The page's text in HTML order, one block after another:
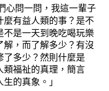
問一問，我這一輩子
麼有益人類的事？是不
不是一天到晚吃喝玩樂
解，而了解多少？有沒
了多少？然則什麼是
類福祉的真理，簡言
的真象。」